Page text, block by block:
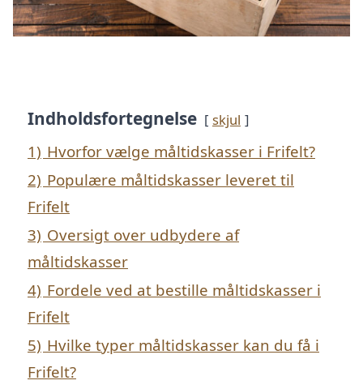
Indholdsfortegnelse skjul
1) Hvorfor vælge måltidskasser i Frifelt?
2) Populære måltidskasser leveret til
Frifelt
3) Oversigt over udbydere af
måltidskasser
4) Fordele ved at bestille måltidskasser i
Frifelt
5) Hvilke typer måltidskasser kan du få i
Frifelt?